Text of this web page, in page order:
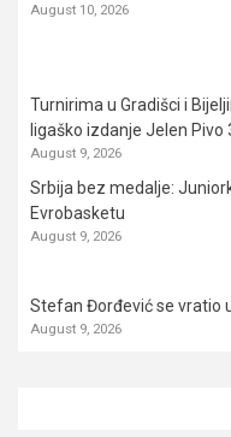
August 10, 2026
Turnirima u Gradišci i
ligaško izdanje Jelen Pivo
August 9, 2026
Srbija bez medalje:
Evrobasketu
August 9, 2026
Stefan Đorđević se vratio
August 9, 2026